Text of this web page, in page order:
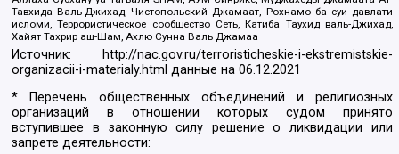
Тавхида Валь-Джихад, Чистопольский Джамаат, Рохнамо ба суи давлати
исломи, Террористическое сообщество Сеть, Катиба Таухид валь-Джихад,
Хайят Тахрир аш-Шам, Ахлю Сунна Валь Джамаа
Источник:
http://nac.gov.ru/terroristicheskie-i-ekstremistskie-
organizacii-i-materialy.html данные на06.12.2021
* Перечень общественных объединений и религиозных
организаций в отношении которых судом принято
вступившее в законную силу решение о ликвидации или
запрете деятельности: